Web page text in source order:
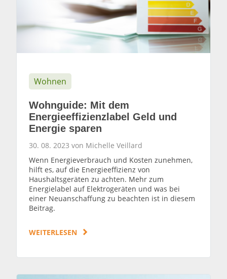
Wohnen
Wohnguide: Mit dem
Energieeffizienzlabel Geld und
Energie sparen
30. 08. 2023 von Michelle Veillard
Wenn Energieverbrauch und Kosten zunehmen,
hilft es, auf die Energieeffizienz von
Haushaltsgeräten zu achten. Mehr zum
Energielabel auf Elektrogeräten und was bei
einer Neuanschaffung zu beachten ist in diesem
Beitrag.
WEITERLESEN